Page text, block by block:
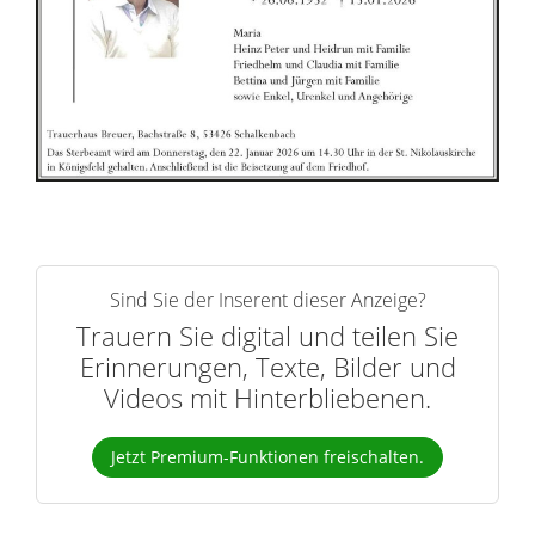
r
n
Sind Sie der Inserent dieser Anzeige?
Trauern Sie digital und teilen Sie
Erinnerungen, Texte, Bilder und
Videos mit Hinterbliebenen.
Jetzt Premium-Funktionen freischalten.